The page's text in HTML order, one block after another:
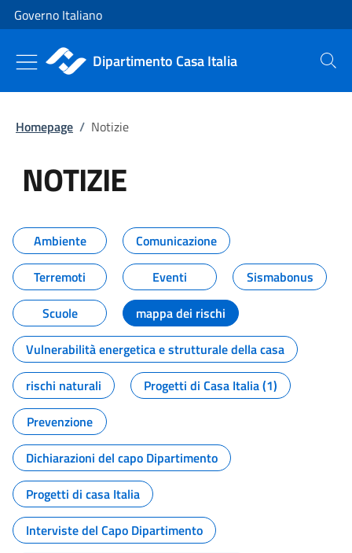
Vai al contenuto
Vai alla navigazione del sito
Governo Italiano
Dipartimento Casa Italia Cerca
Homepage / Notizie
NOTIZIE
Tutti i contenuti della pagina
Ambiente
Comunicazione
Terremoti
Eventi
Sismabonus
Scuole
mappa dei rischi
Vulnerabilità energetica e strutturale della casa
rischi naturali
Progetti di Casa Italia (1)
Prevenzione
Dichiarazioni del capo Dipartimento
Progetti di casa Italia
Interviste del Capo Dipartimento